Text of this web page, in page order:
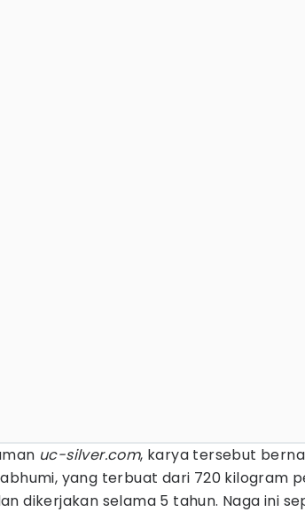
uc-silver.com, karya tersebut
yang terbuat dari 720 kilogram
dikerjakan selama 5 tahun. Naga ini